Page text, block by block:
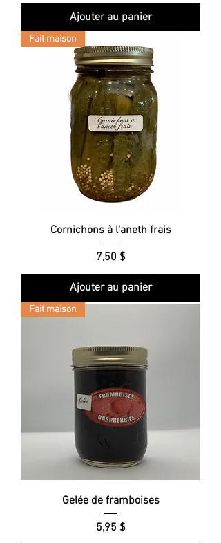
Ajouter au panier
Fait maison
Cornichons à l'aneth frais
Prix
7,50 $
Ajouter au panier
Fait maison
Gelée de framboises
Prix
5,95 $